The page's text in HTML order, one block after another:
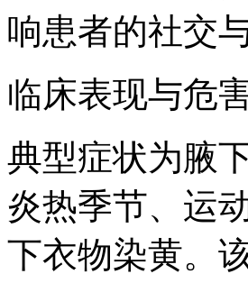
响患者的社交
临床表现与危
典型症状为腋
炎热季节、运
下衣物染黄。